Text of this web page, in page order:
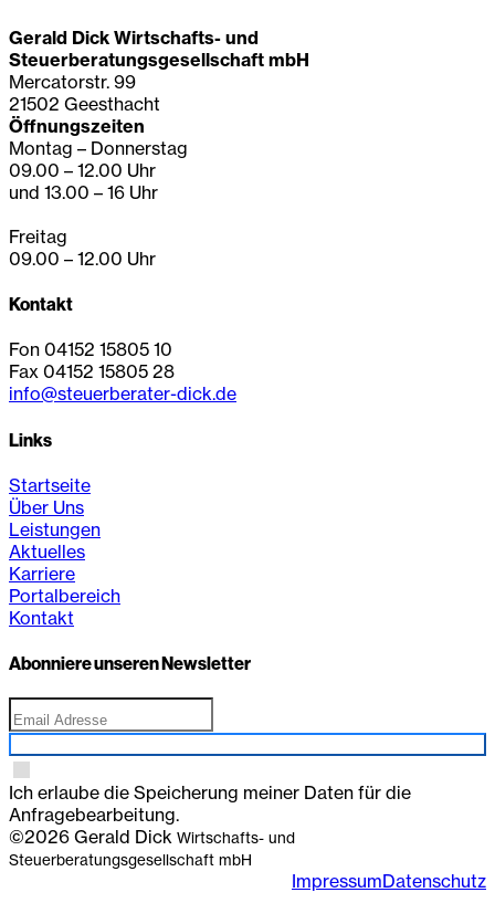
Gerald Dick Wirtschafts- und
Steuerberatungsgesellschaft mbH
Mercatorstr. 99
21502 Geesthacht
Öffnungszeiten
Montag – Donnerstag
09.00 – 12.00 Uhr
und 13.00 – 16 Uhr
Freitag
09.00 – 12.00 Uhr
Kontakt
Fon 04152 15805 10
Fax 04152 15805 28
info@steuerberater-dick.de
Links
Startseite
Über Uns
Leistungen
Aktuelles
Karriere
Portalbereich
Kontakt
Abonniere unseren Newsletter
Ich erlaube die Speicherung meiner Daten für die
Anfragebearbeitung.
©2026 Gerald Dick Wirtschafts- und
Steuerberatungsgesellschaft mbH
ImpressumDatenschutz